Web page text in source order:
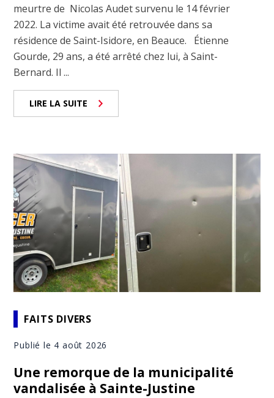
meurtre de Nicolas Audet survenu le 14 février
2022. La victime avait été retrouvée dans sa
résidence de Saint-Isidore, en Beauce. Étienne
Gourde, 29 ans, a été arrêté chez lui, à Saint-
Bernard. Il ...
LIRE LA SUITE
FAITS DIVERS
Publié le 4 août 2026
Une remorque de la municipalité
vandalisée à Sainte-Justine